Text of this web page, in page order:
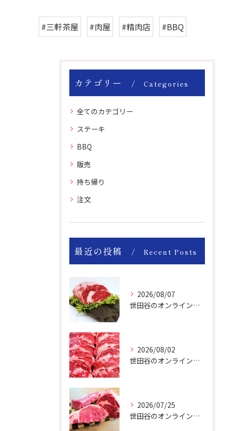
#三軒茶屋 #肉屋 #精肉店 #BBQ
カテゴリー Categories
全てのカテゴリー
ステーキ
BBQ
販売
持ち帰り
注文
最近の投稿 Recent Posts
2026/08/07
世田谷のオンライン肉屋のお肉は美味しいですよ！
2026/08/02
世田谷のオンライン肉屋は厳選輸入牛を取り扱っています。
2026/07/25
世田谷のオンライン肉屋の輸入牛は特別です。